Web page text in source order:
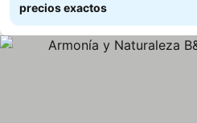
precios exactos